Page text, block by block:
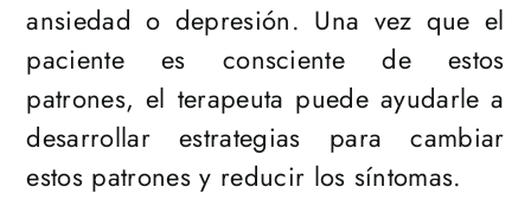
ansiedad o depresión. Una vez que el
paciente es consciente de estos
patrones, el terapeuta puede ayudarle a
desarrollar estrategias para cambiar
estos patrones y reducir los síntomas.